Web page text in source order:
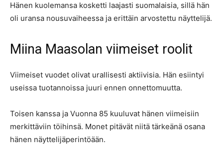
Hänen kuolemansa kosketti laajasti suomalaisia, sillä hän
oli uransa nousuvaiheessa ja erittäin arvostettu näyttelijä.
Miina Maasolan viimeiset roolit
Viimeiset vuodet olivat urallisesti aktiivisia. Hän esiintyi
useissa tuotannoissa juuri ennen onnettomuutta.
Toisen kanssa ja Vuonna 85 kuuluvat hänen viimeisiin
merkittäviin töihinsä. Monet pitävät niitä tärkeänä osana
hänen näyttelijäperintöään.